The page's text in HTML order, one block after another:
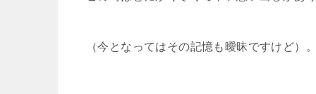
（今となってはその記憶も曖昧ですけど）。